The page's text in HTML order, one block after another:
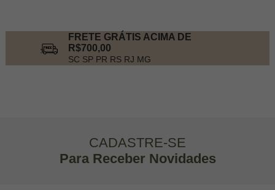
FRETE GRÁTIS ACIMA DE
R$700,00
SC SP PR RS RJ MG
CADASTRE-SE
Para Receber Novidades